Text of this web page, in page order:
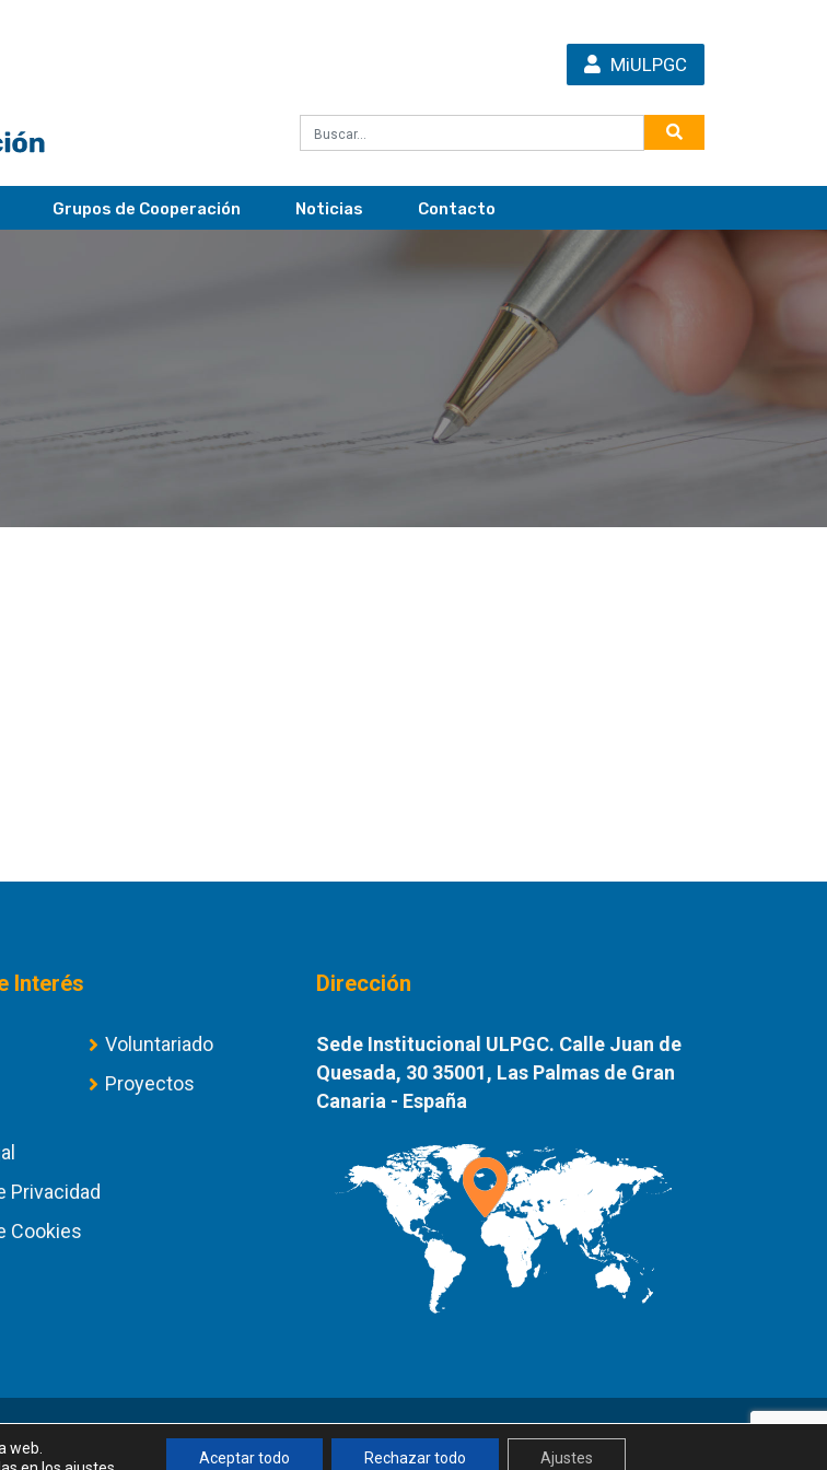
MiULPGC
Grupos de Cooperación Noticias Contacto
Interés
Voluntariado
Proyectos
Privacidad
Cookies
Dirección
Sede Institucional ULPGC. Calle Juan de
Quesada, 30 35001, Las Palmas de Gran
Canaria - España
Las Palmas de Gran Canaria · ULPGC
web.
Aceptar todo Rechazar todo Ajustes